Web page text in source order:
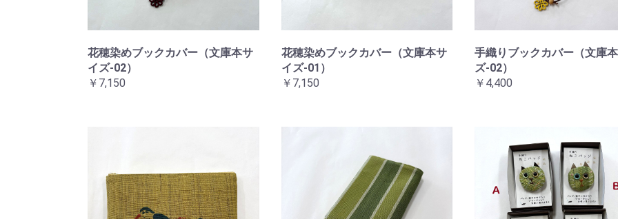
花穂染めブックカバー（文庫本サ
イズ-02）
￥7,150
花穂染めブックカバー（文庫本サ
イズ-01）
￥7,150
手織りブックカバー（文庫
ズ-02）
￥4,400